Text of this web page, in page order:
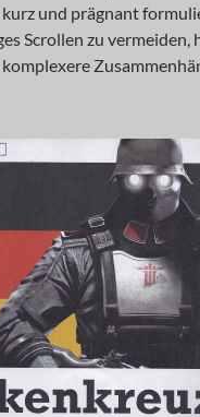
und prägnant
Scrollen zu
komplexere